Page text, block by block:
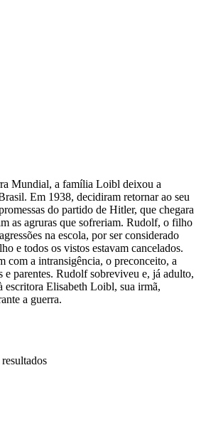
Mundial, a família Loibl deixou a
Em 1938, decidiram retornar ao seu
do partido de Hitler, que chegara
as agruras que sofreriam. Rudolf, o filho
na escola, por ser considerado
e todos os vistos estavam cancelados.
com a intransigência, o preconceito, a
e parentes. Rudolf sobreviveu e, já adulto,
escritora Elisabeth Loibl, sua irmã,
a guerra.
resultados